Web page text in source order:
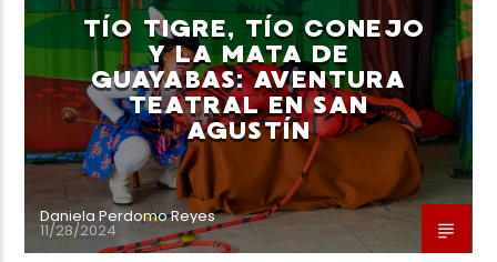
Neiva Estereo
TÍO TIGRE, TÍO CONEJO
Y LA MATA DE
GUAYABAS: AVENTURA
TEATRAL EN SAN
AGUSTÍN
Daniela Perdomo Reyes
11/28/2024